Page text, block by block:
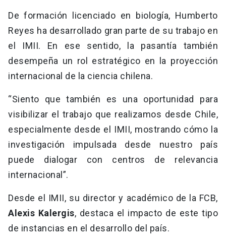
De formación licenciado en biología, Humberto
Reyes ha desarrollado gran parte de su trabajo en
el IMII. En ese sentido, la pasantía también
desempeña un rol estratégico en la proyección
internacional de la ciencia chilena.
“Siento que también es una oportunidad para
visibilizar el trabajo que realizamos desde Chile,
especialmente desde el IMII, mostrando cómo la
investigación impulsada desde nuestro país
puede dialogar con centros de relevancia
internacional”.
Desde el IMII, su director y académico de la FCB,
Alexis Kalergis, destaca el impacto de este tipo
de instancias en el desarrollo del país.